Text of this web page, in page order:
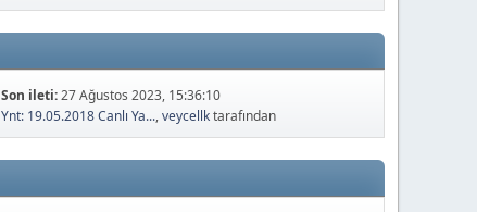
Son ileti:27 Ağustos 2023, 15:36:10
Ynt: 19.05.2018 Canlı Ya...,veycellktarafından